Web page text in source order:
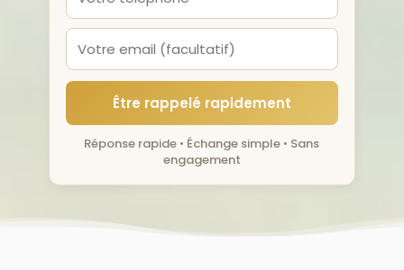
Être rappelé rapidement
Réponse rapide • Échange simple • Sans
engagement